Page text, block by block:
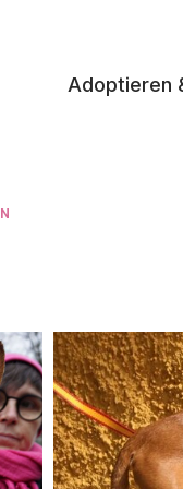
Adoptieren